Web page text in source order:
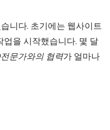
니다. 초기에는 웹사이트
을 시작했습니다. 몇 달
문가와의 협력가 얼마나